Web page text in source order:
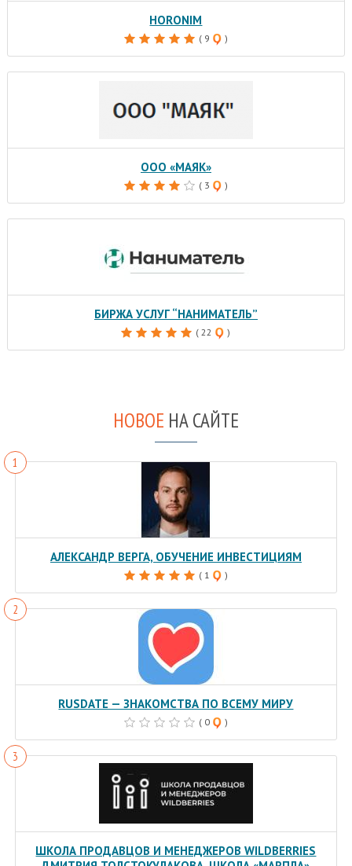
HORONIM
( 9 )
ООО «МАЯК»
( 3 )
БИРЖА УСЛУГ “НАНИМАТЕЛЬ”
( 22 )
НОВОЕ НА САЙТЕ
АЛЕКСАНДР ВЕРГА, ОБУЧЕНИЕ ИНВЕСТИЦИЯМ
( 1 )
RUSDATE — ЗНАКОМСТВА ПО ВСЕМУ МИРУ
( 0 )
ШКОЛА ПРОДАВЦОВ И МЕНЕДЖЕРОВ WILDBERRIES